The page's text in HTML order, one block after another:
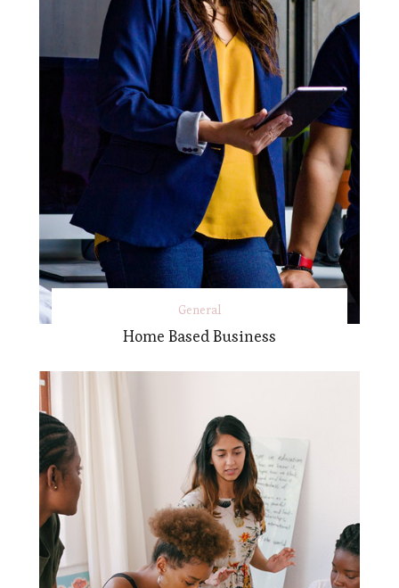
General
Home Based Business